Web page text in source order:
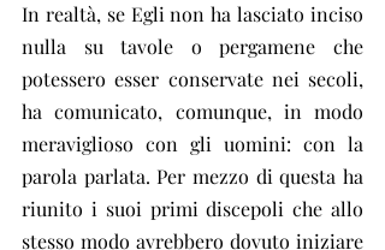
In realtà, se Egli non ha lasciato inciso
nulla su tavole o pergamene che
potessero esser conservate nei secoli,
ha comunicato, comunque, in modo
meraviglioso con gli uomini: con la
parola parlata. Per mezzo di questa ha
riunito i suoi primi discepoli che allo
stesso modo avrebbero dovuto iniziare